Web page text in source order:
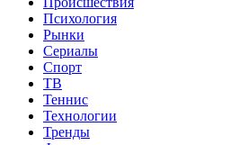
Психология
Рынки
Сериалы
Спорт
ТВ
Теннис
Технологии
Тренды